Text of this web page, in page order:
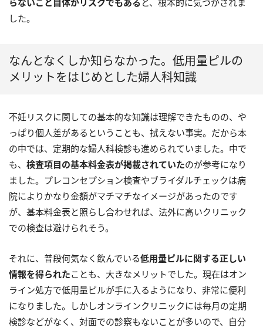
した。
なんとなくしか知らなかった。低用量ピルの
メリットをはじめとした婦人科知識
不妊リスクに関しての基本的な知識は理解できたものの、や
っぱり個人差があるということも、拭えない事実。だから本
の中では、定期的な婦人科検診も進められていました。中で
も、 検査項目の基本料金表が掲載されていたのが参考になり
ました。プレコンセプション検査やブライダルチェックは病
院によりかなり金額がマチマチなイメージがあったのです
が、基本料金表と照らし合わせれば、法外に高いクリニック
での検査は避けられそう。
それに、普段何気なく飲んでいる低用量ピルに関する正しい
情報を得られたことも、大きなメリットでした。現在はオン
ライン処方で低用量ピルが手に入るようになり、非常に便利
になりました。しかしオンラインクリニックには毎月の定期
検診などがなく、対面での診察もないことが多いので、自分